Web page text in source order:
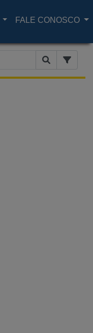
FALE CONOSCO